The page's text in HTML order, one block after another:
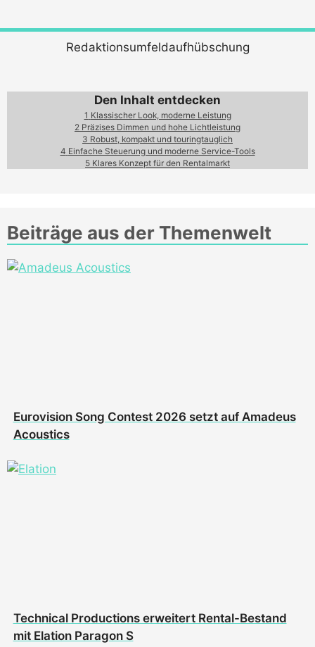
Redaktionsumfeldaufhübschung
Den Inhalt entdecken
1 Klassischer Look, moderne Leistung
2 Präzises Dimmen und hohe Lichtleistung
3 Robust, kompakt und touringtauglich
4 Einfache Steuerung und moderne Service-Tools
5 Klares Konzept für den Rentalmarkt
Beiträge aus der Themenwelt
Eurovision Song Contest 2026 setzt auf Amadeus
Acoustics
Technical Productions erweitert Rental-Bestand
mit Elation Paragon S